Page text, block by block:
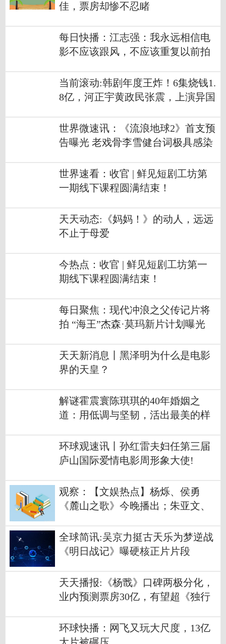
佳，票房却惨不忍睹
每日快播：江志强：我永远相信电
影不应该跟风，不应该重复以前拍
当前滚动:韩剧年度王炸！6集烧钱1.
8亿，河正宇黄政民张震，上演异国
世界微速讯：《流浪地球2》首支预
告曝光 老戏骨李雪健台词极具感染
世界速看：收官 | 鲜见短剧工坊第
一期线下课程圆满结束！
天天动态:《妈妈！》的动人，远远
不止于母爱
今热点：收官 | 鲜见短剧工坊第一
期线下课程圆满结束！
每日聚焦：现代冲浪之父传记片将
拍 “海王”杰森·莫玛新片计划曝光
天天新消息丨黑泽明为什么是电影
界的天皇？
解谜霍震寰陈琪琪的40年婚姻之
道：用低调与坚韧，活出最美的样
环球观速讯丨孙红雷夫妇任第三届
庐山国际爱情电影周形象大使!
观察：【文娱热点】杨烁、侯勇
《麓山之歌》今晚播出；朱亚文、
全球简讯:吴京力挺古天乐为梦逆战
《明日战记》曝硬核正片片段
天天播报:《杨戬》口碑两极分化，
业内预测票房30亿，有望超《独行
环球快播：网飞又玩大尺度，13亿